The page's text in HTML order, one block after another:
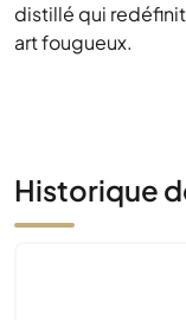
distillé qui
art fougueux.
Historique